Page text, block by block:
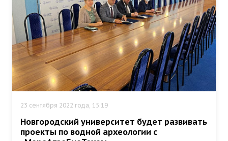
23 сентября 2022 года, 15:19
Новгородский университет будет развивать
проекты по водной археологии с